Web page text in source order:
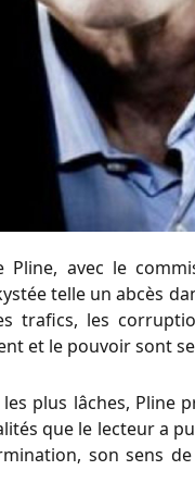
avec le
telle un abcès
trafics, les
et le pouvoir sont
plus lâches, Pline
que le lecteur a
son sens